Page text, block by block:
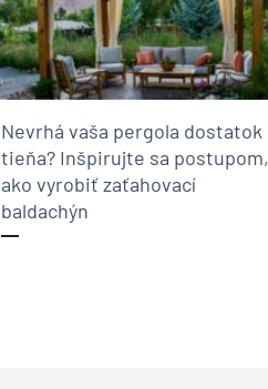
Nevrhá vaša pergola dostatok
tieňa? Inšpirujte sa postupom,
ako vyrobiť zaťahovací
baldachýn